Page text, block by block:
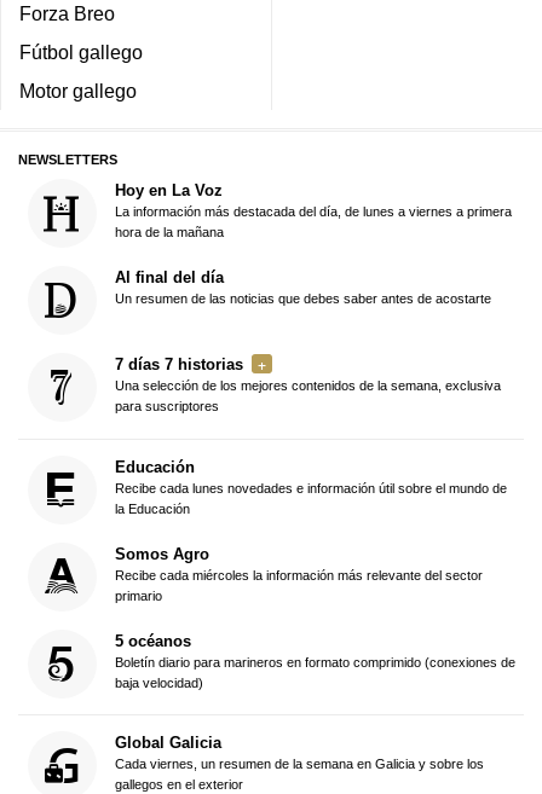
Forza Breo
Fútbol gallego
Motor gallego
NEWSLETTERS
Hoy en La Voz
La información más destacada del día, de lunes a viernes a primera
hora de la mañana
Al final del día
Un resumen de las noticias que debes saber antes de acostarte
7 días 7 historias
Una selección de los mejores contenidos de la semana, exclusiva
para suscriptores
Educación
Recibe cada lunes novedades e información útil sobre el mundo de
la Educación
Somos Agro
Recibe cada miércoles la información más relevante del sector
primario
5 océanos
Boletín diario para marineros en formato comprimido (conexiones de
baja velocidad)
Global Galicia
Cada viernes, un resumen de la semana en Galicia y sobre los
gallegos en el exterior